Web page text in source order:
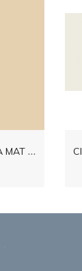
C
IELO E TERRA SABBIA MAT 119,8x119,8